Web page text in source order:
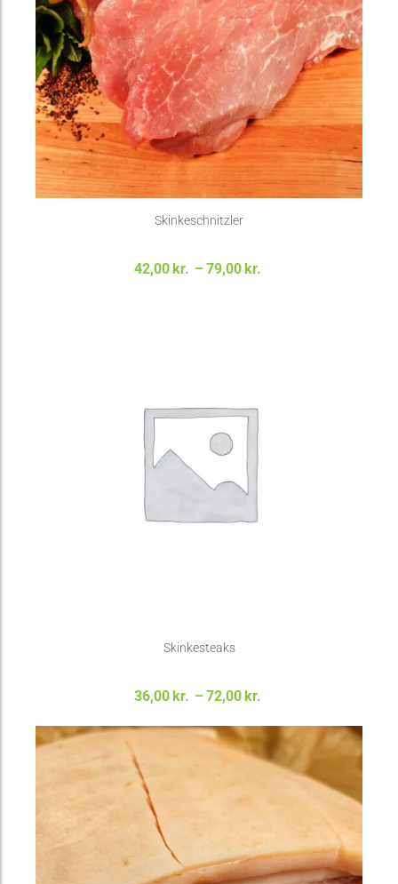
Skinkeschnitzler
42,00kr. –79,00kr.
Skinkesteaks
36,00kr. –72,00kr.
72,00kr.